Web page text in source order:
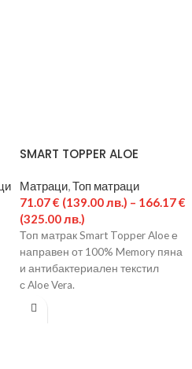
SMART TOPPER ALOE
Матраци Топ матраци
71.07€ (139.00 лв.) – 166.17€
(325.00 лв.)
Топ матрак Smart Topper Aloe е
направен от 100% Memory пяна
и антибактериален текстил
с Aloe Vera.